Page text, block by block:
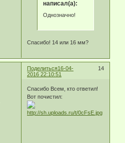
написал(а):
Однозначно!
Спасибо! 14 или 16 мм?
Поделиться 14
16-04-
2016 22:10:51
Спасибо Всем, кто ответил!
Вот почистил: